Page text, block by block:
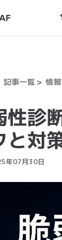
記事一覧 情
性診
と対
年07月30日